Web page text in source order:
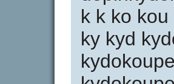
k k ko
ky kyd